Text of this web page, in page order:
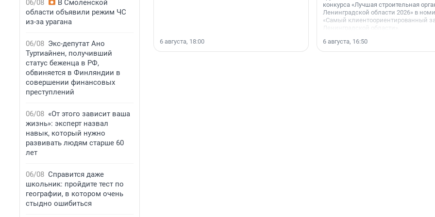
06/08
В Смоленской
области объявили режим ЧС
из-за урагана
06/08 Экс-депутат Ано
Туртиайнен, получивший
статус беженца в РФ,
обвиняется в Финляндии в
совершении финансовых
преступлений
06/08 «От этого зависит ваша
жизнь»: эксперт назвал
навык, который нужно
развивать людям старше 60
лет
06/08 Справится даже
школьник: пройдите тест по
географии, в котором очень
стыдно ошибиться
6 августа, 18:00
конкурса «Лучшая строительная
Ленинградской области 2026» в
«Самый клиентоориентированный
Ленинградской области».
6 августа, 16:50